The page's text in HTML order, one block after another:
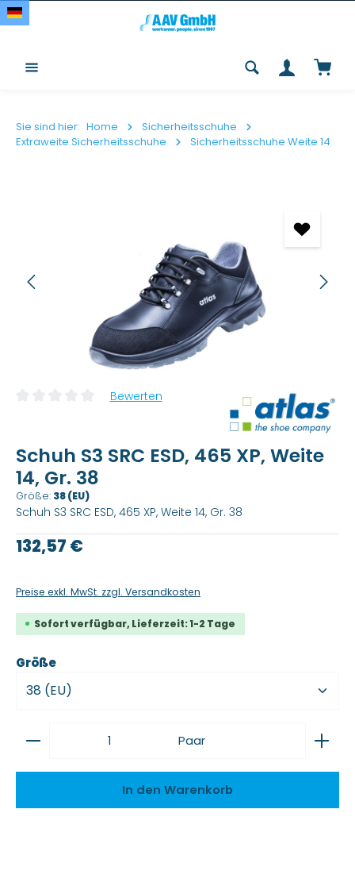
Zum Hauptinhalt springen
Sie sind hier: Home
Sicherheitsschuhe
Extraweite Sicherheitsschuhe
Sicherheitsschuhe Weite 14
Durchschnittliche Bewertung von 0 von 5 Sternen
Bewerten
Schuh S3 SRC ESD, 465 XP, Weite
14, Gr. 38
Größe: 38 (EU)
Schuh S3 SRC ESD, 465 XP, Weite 14, Gr. 38
Regulärer Preis:
132,57 €
Preise exkl. MwSt. zzgl. Versandkosten
Sofort verfügbar, Lieferzeit: 1-2 Tage
Größeauswählen
Produkt Anzahl: Gib den gewünschten Wert
Paar
In den Warenkorb